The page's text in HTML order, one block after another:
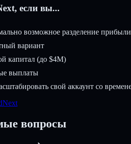
если вы...
возможное разделение прибыли
вариант
капитал (до $4M)
выплаты
свой аккаунт со
вопросы